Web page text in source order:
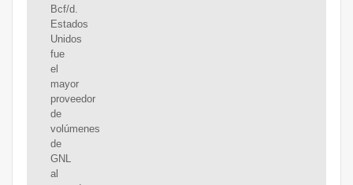
Bcf/d.
Estados
Unidos
fue
el
mayor
proveedor
de
volúmenes
de
GNL
al